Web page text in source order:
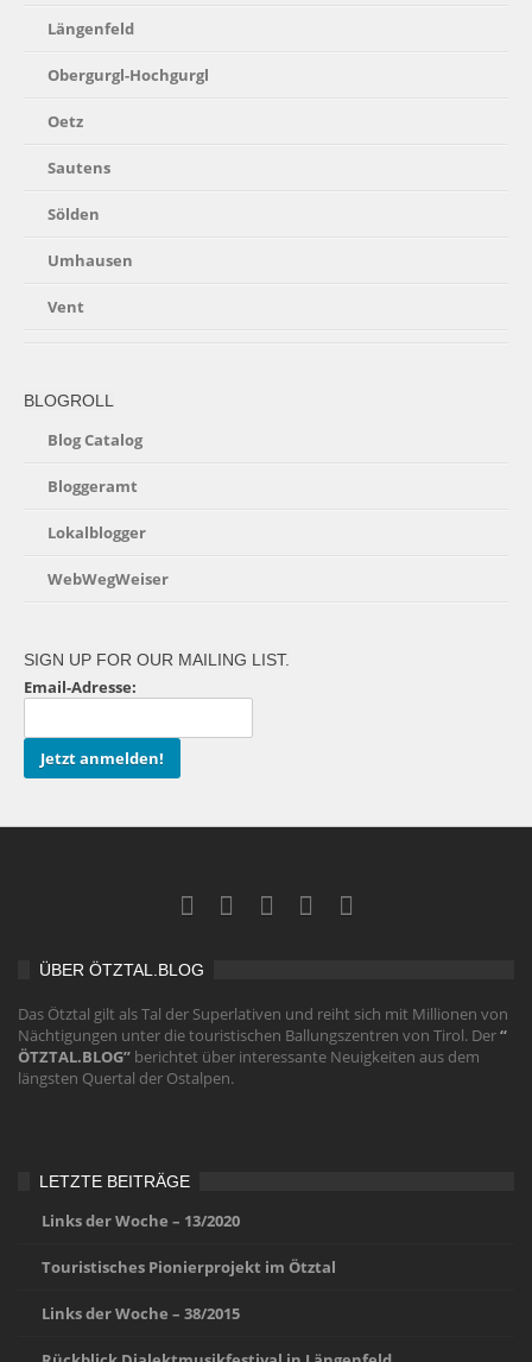
Längenfeld
Obergurgl-Hochgurgl
Oetz
Sautens
Sölden
Umhausen
Vent
BLOGROLL
Blog Catalog
Bloggeramt
Lokalblogger
WebWegWeiser
SIGN UP FOR OUR MAILING LIST.
Email-Adresse:
ÜBER ÖTZTAL.BLOG
Das Ötztal gilt als Tal der Superlativen und reiht sich mit Millionen von
Nächtigungen unter die touristischen Ballungszentren von Tirol. Der“
ÖTZTAL.BLOG” berichtet über interessante Neuigkeiten aus dem
längsten Quertal der Ostalpen.
LETZTE BEITRÄGE
Links der Woche – 13/2020
Touristisches Pionierprojekt im Ötztal
Links der Woche – 38/2015